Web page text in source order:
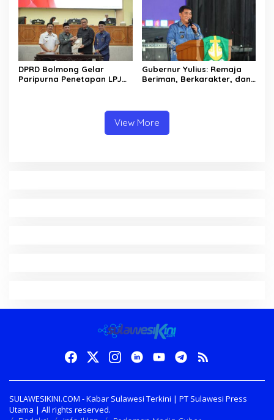
DPRD Bolmong Gelar
Paripurna Penetapan LPJ
Gubernur Yulius: Remaja
Beriman, Berkarakter, dan
View More
SULAWESIKINI.COM - Kabar Sulawesi Terkini | PT Sulawesi Press
Utama | All rights reserved.